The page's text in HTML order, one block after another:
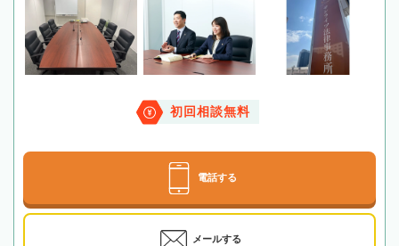
初回相談無料
電話する
メールする